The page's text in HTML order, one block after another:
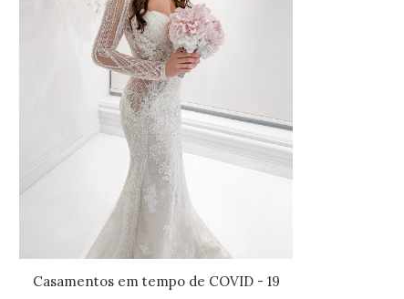
Casamentos em tempo de COVID - 19